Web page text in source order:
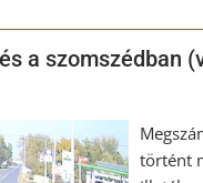
a szomszédban
történt